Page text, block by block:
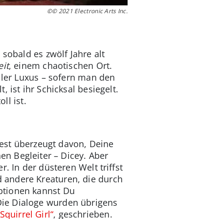
©© 2021 Electronic Arts Inc.
es zwölf Jahre alt
, einem chaotischen Ort.
Luxus – sofern man den
ist ihr Schicksal besiegelt.
ist.
überzeugt davon, Deine
Begleiter – Dicey. Aber
In der düsteren Welt triffst
Kreaturen, die durch
kannst Du
Dialoge wurden übrigens
Girl“, geschrieben.